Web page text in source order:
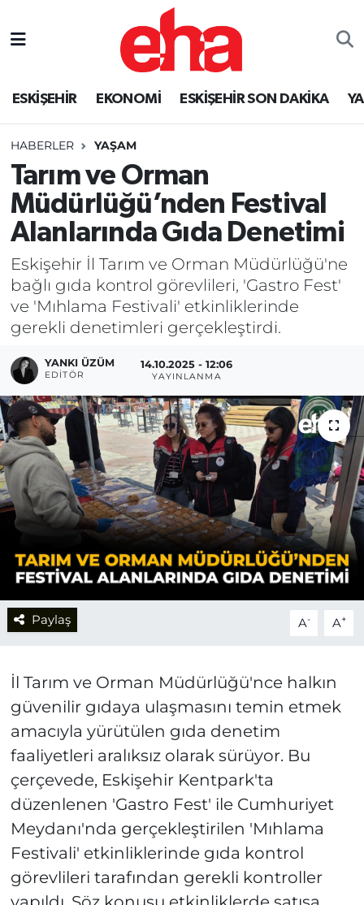
ESKİŞEHİR EKONOMİ ESKİŞEHİR SON DAKİKA
HABERLER YAŞAM
Tarım ve Orman
Müdürlüğü’nden Festival
Alanlarında Gıda Denetimi
Eskişehir İl Tarım ve Orman Müdürlüğü'ne
bağlı gıda kontrol görevlileri, 'Gastro Fest'
ve 'Mıhlama Festivali' etkinliklerinde
gerekli denetimleri gerçekleştirdi.
YANKI ÜZÜM
EDITÖR
14.10.2025 - 12:06
YAYINLANMA
Paylaş A- A+
İl Tarım ve Orman Müdürlüğü'nce halkın
güvenilir gıdaya ulaşmasını temin etmek
amacıyla yürütülen gıda denetim
faaliyetleri aralıksız olarak sürüyor. Bu
çerçevede, Eskişehir Kentpark'ta
düzenlenen 'Gastro Fest' ile Cumhuriyet
Meydanı'nda gerçekleştirilen 'Mıhlama
Festivali' etkinliklerinde gıda kontrol
görevlileri tarafından gerekli kontroller